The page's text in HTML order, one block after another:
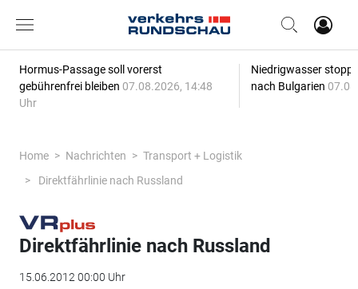
Hormus-Passage soll vorerst
gebührenfrei bleiben 07.08.2026, 14:48
Uhr
Niedrigwasser
nach Bulgarien
Home Nachrichten
Transport + Logistik
Direktfährlinie nach Russland
Direktfährlinie nach Russland
15.06.2012 00:00 Uhr